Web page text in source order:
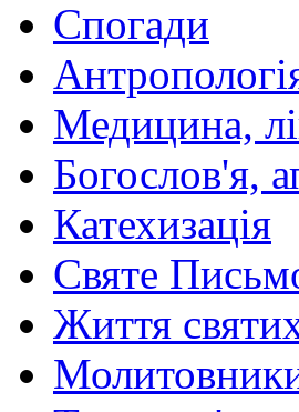
Спогади
Медицина,
Богослов'я,
Катехизація
Святе
Життя